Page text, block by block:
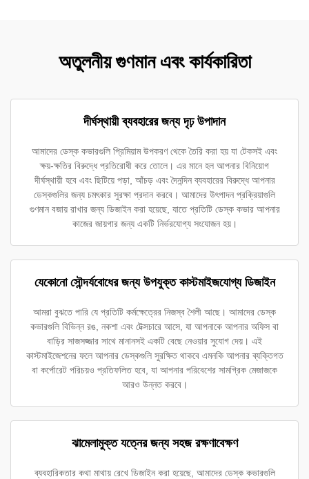
অতুলনীয় গুণমান এবং কার্যকারিতা
দীর্ঘস্থায়ী ব্যবহারের জন্য দৃঢ় উপাদান
আমাদের ডেস্ক কভারগুলি প্রিমিয়াম উপকরণ থেকে তৈরি করা হয় যা টেকসই এবং
ক্ষয়-ক্ষতির বিরুদ্ধে প্রতিরোধী করে তোলে। এর মানে হল আপনার বিনিয়োগ
দীর্ঘস্থায়ী হবে এবং ছিটিয়ে পড়া, আঁচড় এবং দৈনন্দিন ব্যবহারের বিরুদ্ধে আপনার
ডেস্কগুলির জন্য চমৎকার সুরক্ষা প্রদান করবে। আমাদের উৎপাদন প্রক্রিয়াগুলি
গুণমান বজায় রাখার জন্য ডিজাইন করা হয়েছে, যাতে প্রতিটি ডেস্ক কভার আপনার
কাজের জায়গার জন্য একটি নির্ভরযোগ্য সংযোজন হয়।
যেকোনো সৌন্দর্যবোধের জন্য উপযুক্ত কাস্টমাইজযোগ্য ডিজাইন
আমরা বুঝতে পারি যে প্রতিটি কর্মক্ষেত্রের নিজস্ব শৈলী আছে। আমাদের ডেস্ক
কভারগুলি বিভিন্ন রঙ, নকশা এবং টেক্সচারে আসে, যা আপনাকে আপনার অফিস বা
বাড়ির সাজসজ্জার সাথে মানানসই একটি বেছে নেওয়ার সুযোগ দেয়। এই
কাস্টমাইজেশনের ফলে আপনার ডেস্কগুলি সুরক্ষিত থাকবে এমনকি আপনার ব্যক্তিগত
বা কর্পোরেট পরিচয়ও প্রতিফলিত হবে, যা আপনার পরিবেশের সামগ্রিক মেজাজকে
আরও উন্নত করবে।
ঝামেলামুক্ত যত্নের জন্য সহজ রক্ষণাবেক্ষণ
ব্যবহারিকতার কথা মাথায় রেখে ডিজাইন করা হয়েছে, আমাদের ডেস্ক কভারগুলি